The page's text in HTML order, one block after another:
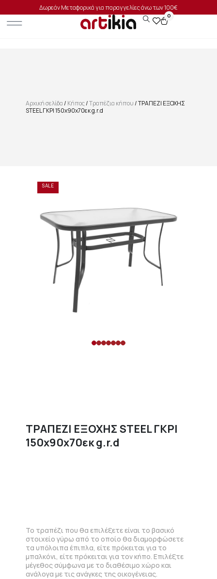
Δωρεάν Μεταφορικά για παραγγελίες άνω των 100€
0
Αρχική σελίδα/ Κήπος/Τραπέζια κήπου/ ΤΡΑΠΕΖΙ ΕΞΟΧΗΣ
STEEL ΓΚΡΙ 150x90x70εκ g.r.d
SALE
ΤΡΑΠΕΖΙ ΕΞΟΧΗΣ STEEL ΓΚΡΙ
150x90x70εκ g.r.d
Το τραπέζι που θα επιλέξετε είναι το βασικό
στοιχείο γύρω από το οποίο θα διαμορφώσετε
τα υπόλοιπα έπιπλα, είτε πρόκειται για το
μπαλκόνι, είτε πρόκειται για τον κήπο. Επιλέξτε
μέγεθος σύμφωνα με το διαθέσιμο χώρο και
ανάλογα με τις ανάγκες της οικογένειας.